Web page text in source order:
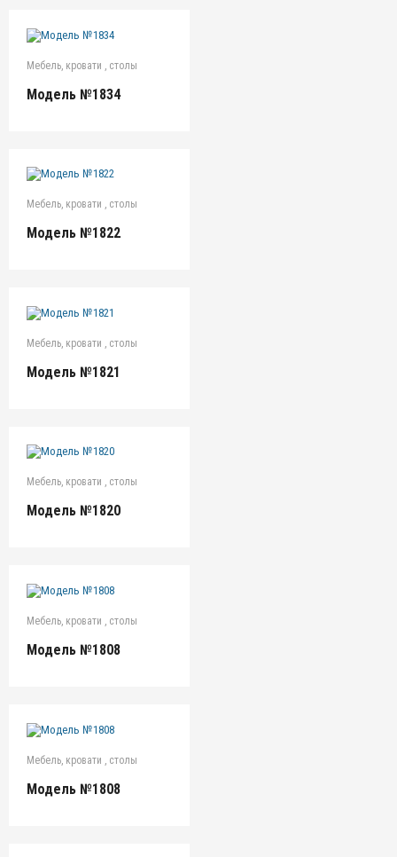
Мебель, кровати , столы
Модель №1834
Мебель, кровати , столы
Модель №1822
Мебель, кровати , столы
Модель №1821
Мебель, кровати , столы
Модель №1820
Мебель, кровати , столы
Модель №1808
Мебель, кровати , столы
Модель №1808